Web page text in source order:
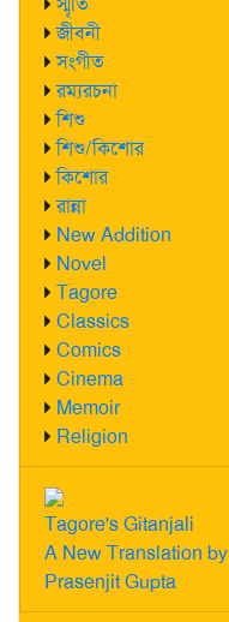
জীবনী
সংগীত
রম্যরচনা
শিশু
শিশু/কিশোর
কিশোর
রান্না
New Addition
Novel
Tagore
Classics
Comics
Cinema
Memoir
Religion
Tagore's Gitanjali
A New Translation by
Prasenjit Gupta